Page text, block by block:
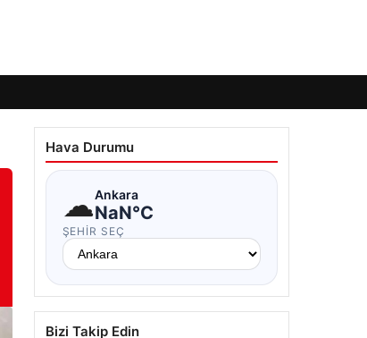
Hava Durumu
☁Ankara
NaN°C
ŞEHIR SEÇ
Bizi Takip Edin